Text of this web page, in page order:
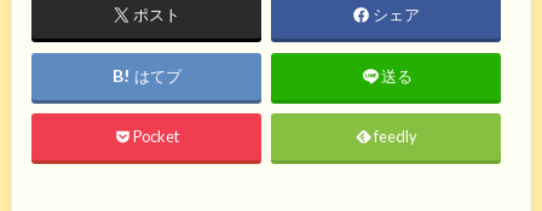
ポスト シェア
はてブ 送る
Pocket feedly